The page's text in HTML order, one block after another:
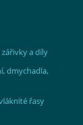
zářivky a díly
dmychadla,
řasy